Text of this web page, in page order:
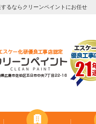
るならクリーンペイントにお任せ